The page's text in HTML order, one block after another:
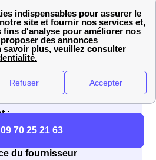
Engie (ex EDF-GDF) à Gray?
historique de gazet fournisseur
(ex EDF-GDF) reçoit de
de ses
:
du fournisseur
09 70 25 21 63